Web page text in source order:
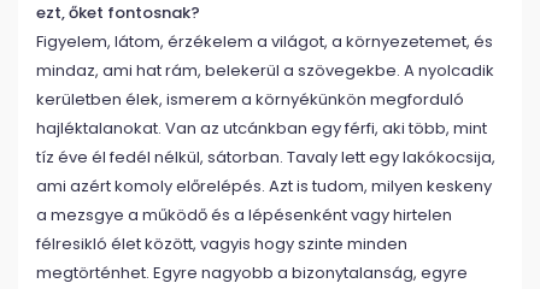
ezt, őket fontosnak?
Figyelem, látom, érzékelem a világot, a környezetemet, és
mindaz, ami hat rám, belekerül a szövegekbe. A nyolcadik
kerületben élek, ismerem a környékünkön megforduló
hajléktalanokat. Van az utcánkban egy férfi, aki több, mint
tíz éve él fedél nélkül, sátorban. Tavaly lett egy lakókocsija,
ami azért komoly előrelépés. Azt is tudom, milyen keskeny
a mezsgye a működő és a lépésenként vagy hirtelen
félresikló élet között, vagyis hogy szinte minden
megtörténhet. Egyre nagyobb a bizonytalanság, egyre